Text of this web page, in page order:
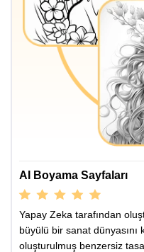
AI Boyama Sayfaları
Yapay Zeka tarafından
büyülü bir sanat
oluşturulmuş benzersiz